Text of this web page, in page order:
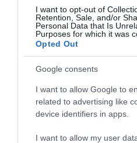
I want to opt-out of
Retention, Sale, and/or
Personal Data that Is
Purposes for which it was
Opted Out
Google consents
I want to allow Google to
related to advertising like
device identifiers in apps.
I want to allow my user
HASONLÓ BEJEGYZÉSEK